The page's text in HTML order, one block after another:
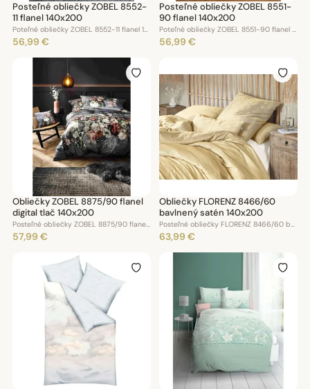
Posteľné obliečky ZOBEL 8552-
11 flanel 140x200
Poteľné obliečky ZOBEL 8552-11 flanel 140x200
56,99 €
Posteľné obliečky ZOBEL 8551-
90 flanel 140x200
Poteľné obliečky ZOBEL 8551-90 flanel 140x200
56,99 €
Obliečky ZOBEL 8875/90 flanel
digital tlač 140x200
Posteľné obliečky ZOBEL 8875/90 flanel digidal tlač 140x200
57,99 €
Obliečky FLORENZ 8466/60
bavlnený satén 140x200
Posteľné obliečky FLORENZ 8466/60 bavlnený satén 140x200
63,99 €